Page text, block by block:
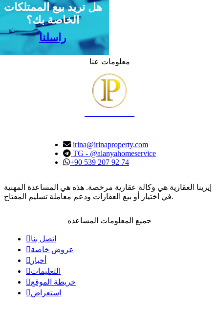
هل تريد بيع الممتلكات
الخاصة بك؟
راسلنا
معلومات عنا
irina@irinaproperty.com
TG - @alanyahomeservice
+90 539 207 92 74
إيرينا العقارية هي وكالة عقارية مرخصة. هذه هي المساعدة المهنية
في اختيار أو بيع العقارات ودعم معاملة تسليم المفتاح.
جميع المعلومات المساعده
اتصل بنا
عروض خاصة
أخبار
التعليمات
خريطة الموقع
استعراض